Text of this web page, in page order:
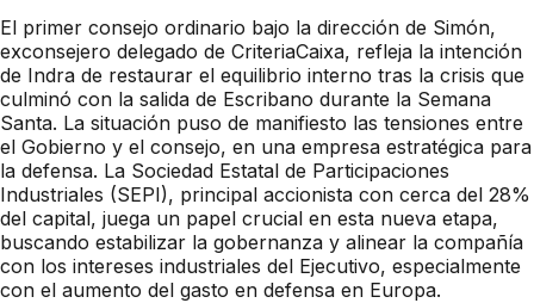
El primer consejo ordinario bajo la dirección de Simón,
exconsejero delegado de CriteriaCaixa, refleja la intención
de Indra de restaurar el equilibrio interno tras la crisis que
culminó con la salida de Escribano durante la Semana
Santa. La situación puso de manifiesto las tensiones entre
el Gobierno y el consejo, en una empresa estratégica para
la defensa. La Sociedad Estatal de Participaciones
Industriales (SEPI), principal accionista con cerca del 28%
del capital, juega un papel crucial en esta nueva etapa,
buscando estabilizar la gobernanza y alinear la compañía
con los intereses industriales del Ejecutivo, especialmente
con el aumento del gasto en defensa en Europa.